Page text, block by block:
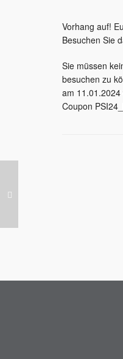
Vorhang auf!
Besuchen Sie
Sie müssen
besuchen zu
am
Coupon